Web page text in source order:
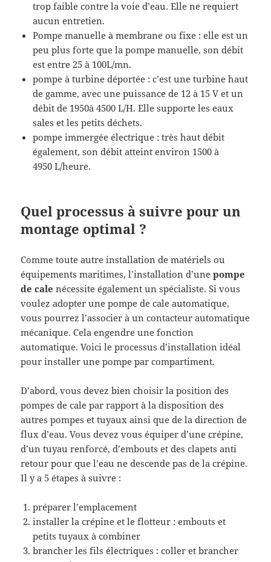
trop faible contre la voie d’eau. Elle ne requiert
aucun entretien.
Pompe manuelle à membrane ou fixe : elle est un
peu plus forte que la pompe manuelle, son débit
est entre 25 à 100L/mn.
pompe à turbine déportée : c’est une turbine haut
de gamme, avec une puissance de 12 à 15 V et un
débit de 1950à 4500 L/H. Elle supporte les eaux
sales et les petits déchets.
pompe immergée électrique : très haut débit
également, son débit atteint environ 1500 à
4950 L/heure.
Quel processus à suivre pour un
montage optimal ?
Comme toute autre installation de matériels ou
équipements maritimes, l’installation d’unepompe
de cale nécessite également un spécialiste. Si vous
voulez adopter une pompe de cale automatique,
vous pourrez l’associer à un contacteur automatique
mécanique. Cela engendre une fonction
automatique. Voici le processus d’installation idéal
pour installer une pompe par compartiment.
D’abord, vous devez bien choisir la position des
pompes de cale par rapport à la disposition des
autres pompes et tuyaux ainsi que de la direction de
flux d’eau. Vous devez vous équiper d’une crépine,
d’un tuyau renforcé, d’embouts et des clapets anti
retour pour que l’eau ne descende pas de la crépine.
Il y a 5 étapes à suivre :
préparer l’emplacement
installer la crépine et le flotteur : embouts et
petits tuyaux à combiner
brancher les fils électriques : coller et brancher